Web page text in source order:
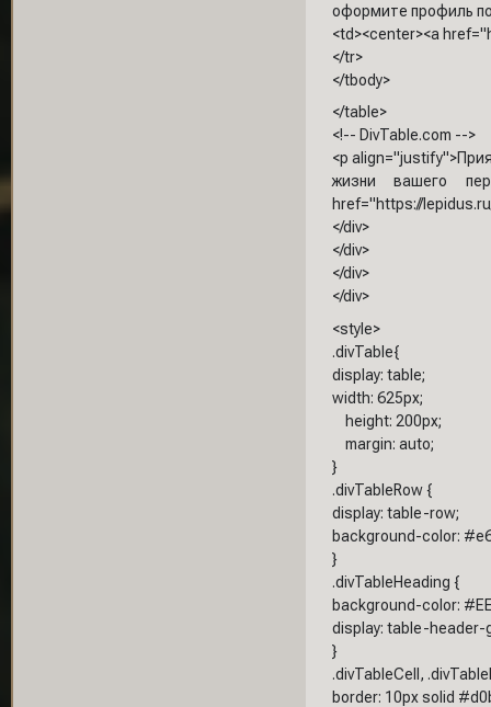
оформите профиль
<td><center><a
</tr>
</tbody>
</table>
<!-- DivTable.com -->
<p
жизни вашего
href="https://
</div>
</div>
</div>
</div>
<style>
.divTable{
display: table;
width: 625px;
height: 200px;
margin: auto;
}
.divTableRow {
display: table-row;
background-color:
}
.divTableHeading {
background-color:
display: table-header-
}
.divTableCell,
border: 10px solid